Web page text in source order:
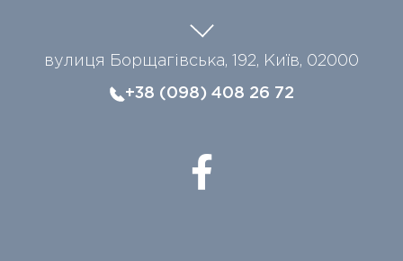
вулиця Борщагівська, 192, Київ, 02000
+38 (098) 408 26 72